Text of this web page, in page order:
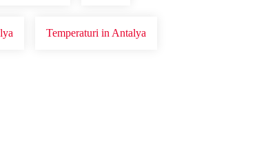
Temperaturi in Antalya